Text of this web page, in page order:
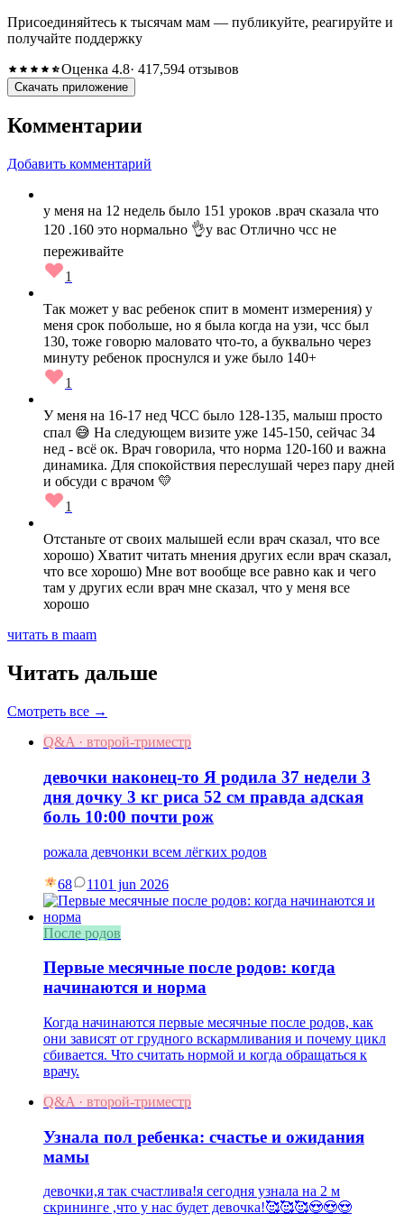
Присоединяйтесь к тысячам мам — публикуйте, реагируйте и
получайте поддержку
Оценка 4.8· 417,594 отзывов
Скачать приложение
Комментарии
Добавить комментарий
у меня на 12 недель было 151 уроков .врач сказала что
120 .160 это нормально 👌у вас Отлично чсс не
переживайте
1
Так может у вас ребенок спит в момент измерения) у
меня срок побольше, но я была когда на узи, чсс был
130, тоже говорю маловато что-то, а буквально через
минуту ребенок проснулся и уже было 140+
1
У меня на 16-17 нед ЧСС было 128-135, малыш просто
спал 😅 На следующем визите уже 145-150, сейчас 34
нед - всё ок. Врач говорила, что норма 120-160 и важна
динамика. Для спокойствия переслушай через пару дней
и обсуди с врачом 💛
1
Отстаньте от своих малышей если врач сказал, что все
хорошо) Хватит читать мнения других если врач сказал,
что все хорошо) Мне вот вообще все равно как и чего
там у других если врач мне сказал, что у меня все
хорошо
читать в maam
Читать дальше
Смотреть все →
Q&A · второй-триместр
девочки наконец-то Я родила 37 недели 3
дня дочку 3 кг риса 52 см правда адская
боль 10:00 почти рож
рожала девчонки всем лёгких родов
68 1101 jun 2026
После родов
Первые месячные после родов: когда
начинаются и норма
Когда начинаются первые месячные после родов, как
они зависят от грудного вскармливания и почему цикл
сбивается. Что считать нормой и когда обращаться к
врачу.
Q&A · второй-триместр
Узнала пол ребенка: счастье и ожидания
мамы
девочки,я так счастлива!я сегодня узнала на 2 м
скрининге ,что у нас будет девочка!🥰🥰🥰😍😍😍